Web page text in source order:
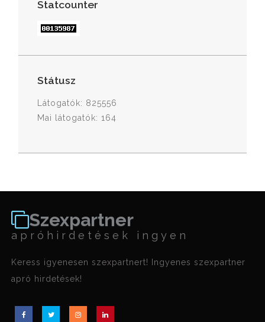
Statcounter
Státusz
Látogatók: 825556
Mai látogatók: 164
Szexpartner
apróhirdetések ingyen
Keress igyenesen szexpartnert! Ingyenes szexpartner
apró hirdetések!